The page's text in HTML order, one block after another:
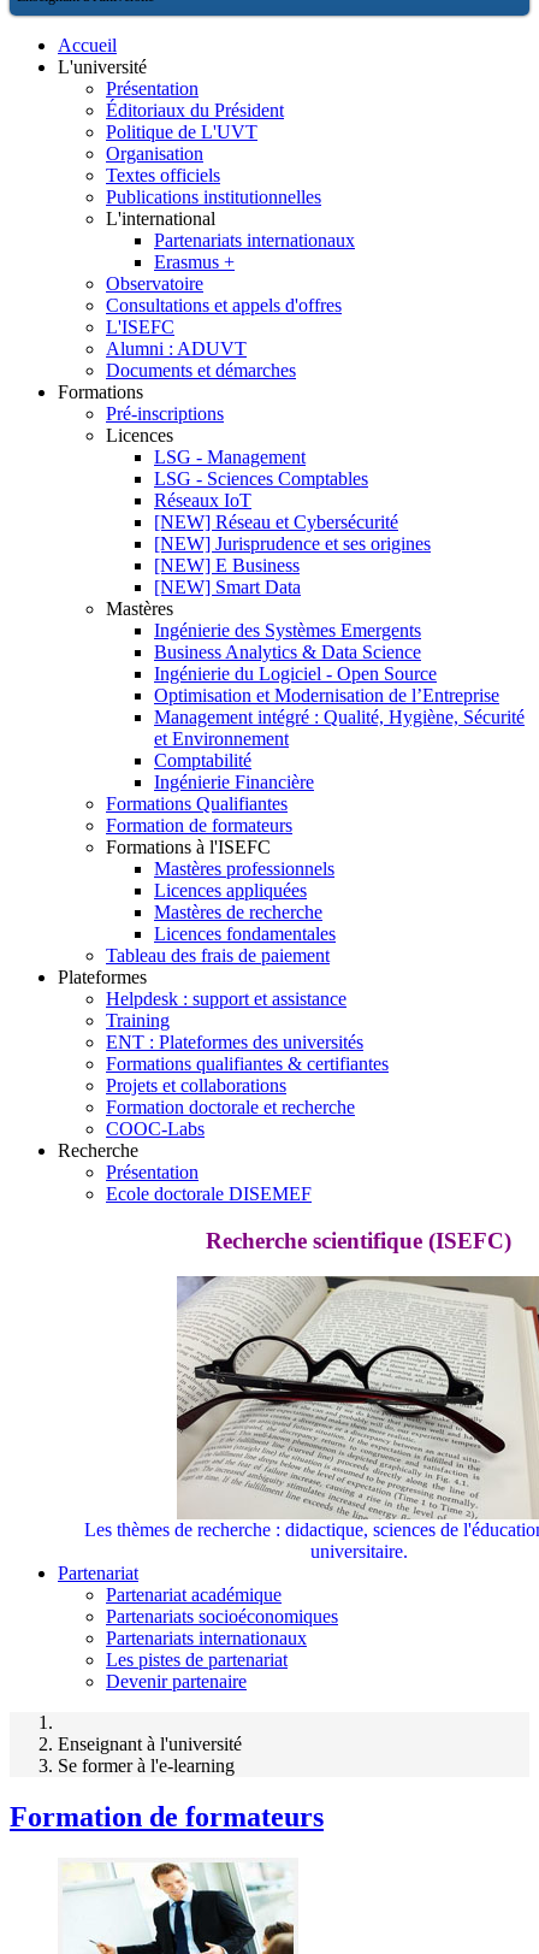
Accueil
L'université
Présentation
Éditoriaux du Président
Politique de L'UVT
Organisation
Textes officiels
Publications institutionnelles
L'international
Partenariats internationaux
Erasmus +
Observatoire
Consultations et appels d'offres
L'ISEFC
Alumni : ADUVT
Documents et démarches
Formations
Pré-inscriptions
Licences
LSG - Management
LSG - Sciences Comptables
Réseaux IoT
[NEW] Réseau et Cybersécurité
[NEW] Jurisprudence et ses origines
[NEW] E Business
[NEW] Smart Data
Mastères
Ingénierie des Systèmes Emergents
Business Analytics & Data Science
Ingénierie du Logiciel - Open Source
Optimisation et Modernisation de l’Entreprise
Management intégré : Qualité, Hygiène, Sécurité
et Environnement
Comptabilité
Ingénierie Financière
Formations Qualifiantes
Formation de formateurs
Formations à l'ISEFC
Mastères professionnels
Licences appliquées
Mastères de recherche
Licences fondamentales
Tableau des frais de paiement
Plateformes
Helpdesk : support et assistance
Training
ENT : Plateformes des universités
Formations qualifiantes & certifiantes
Projets et collaborations
Formation doctorale et recherche
COOC-Labs
Recherche
Présentation
Ecole doctorale DISEMEF
Recherche scientifique (ISEFC)
Les thèmes de recherche : didactique, sciences de
universitaire.
Partenariat
Partenariat académique
Partenariats socioéconomiques
Partenariats internationaux
Les pistes de partenariat
Devenir partenaire
Enseignant à l'université
Se former à l'e-learning
Formation de formateurs